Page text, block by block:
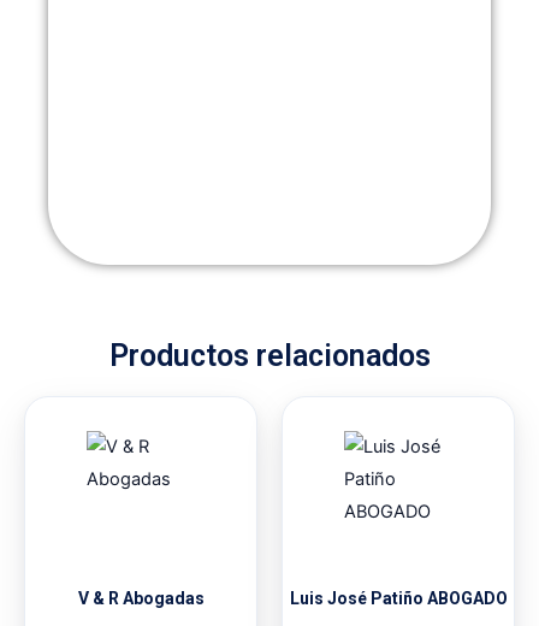
Productos relacionados
V & R Abogadas Luis José Patiño ABOGADO